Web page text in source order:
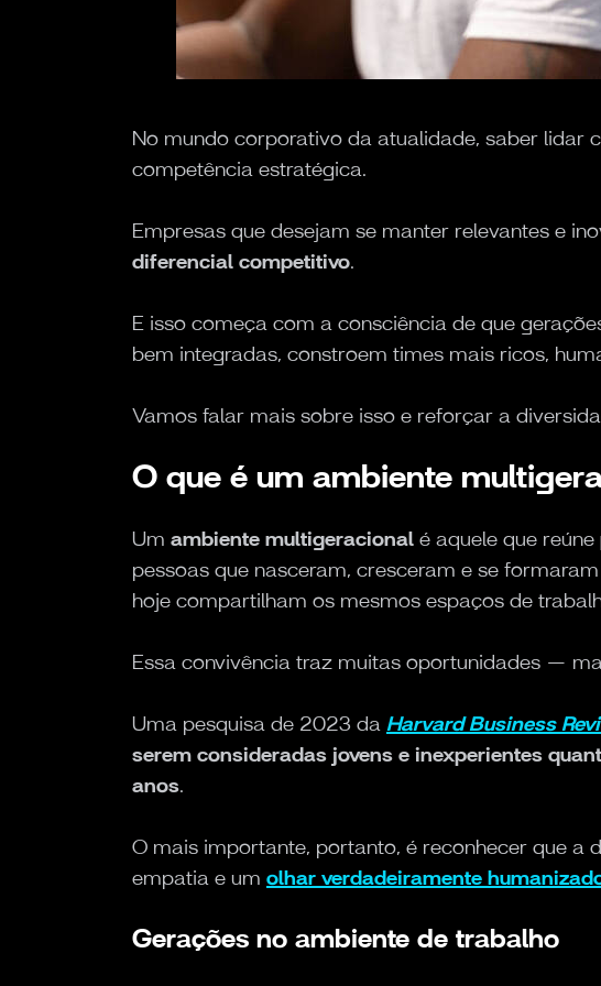
No mundo corporativo da atualidade, saber
competência estratégica.
Empresas que desejam se manter relevantes e
diferencial competitivo.
E isso começa com a consciência de que
bem integradas, constroem times mais ricos,
Vamos falar mais sobre isso e reforçar a
O que é um ambiente
Um ambiente multigeracional é aquele que reúne
pessoas que nasceram, cresceram e se
hoje compartilham os mesmos espaços de
Essa convivência traz muitas oportunidades —
Uma pesquisa de 2023 da Harvard Business
serem consideradas jovens e inexperientes
anos.
O mais importante, portanto, é reconhecer que a
empatia e um olhar verdadeiramente
Gerações no ambiente de trabalho